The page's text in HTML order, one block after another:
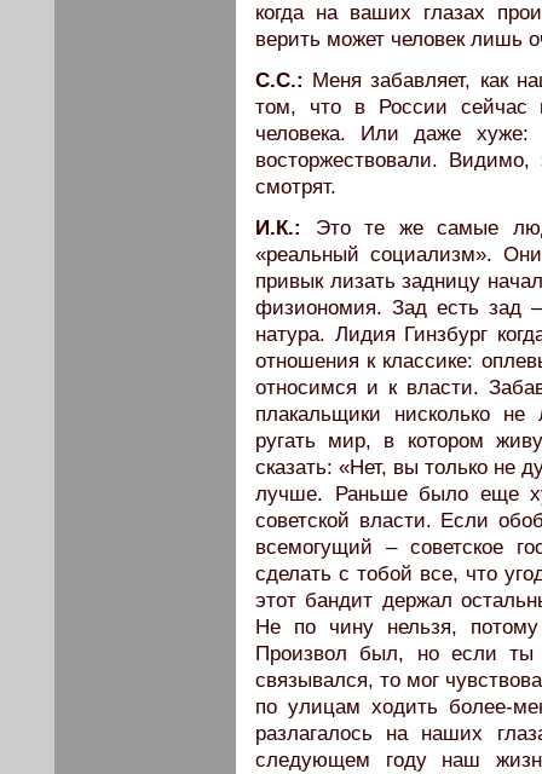
когда на ваших глазах
верить может человек лишь
С.С.: Меня забавляет, как
том, что в России сейчас
человека. Или даже
восторжествовали.
смотрят.
И.К.: Это те же самые
«реальный социализм».
привык лизать задницу
физиономия. Зад есть зад
натура. Лидия Гинзбург
отношения к классике:
относимся и к власти.
плакальщики нисколько
ругать мир, в котором
сказать: «Нет, вы только не
лучше. Раньше было еще
советской власти. Если
всемогущий – советское
сделать с тобой все, что
этот бандит держал
Не по чину нельзя,
Произвол был, но если ты
связывался, то мог
по улицам ходить более-
разлагалось на наших
следующем году наш